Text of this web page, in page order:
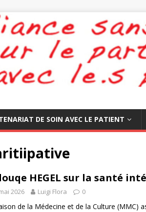
DE SOIN AVEC LE PATIENT
HEGEL sur la santé
2026 Luigi Flora 0
de la Médecine et de la Culture (MMC)